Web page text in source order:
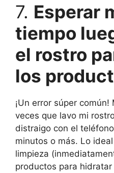
7. Esperar
tiempo
el rostro
los
¡Un error súper
veces que lavo mi
distraigo con el
minutos o más. Lo
limpieza
productos para